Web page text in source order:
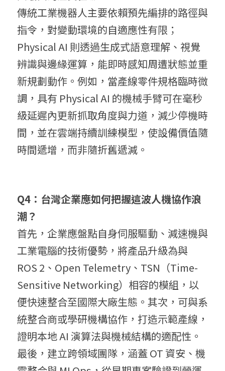
傳統工業機器人主要依賴預先編排的路徑與
指令，對變動環境的自適應性有限；
Physical AI 則透過生成式語意理解、視覺
辨識與邊緣運算，能即時感知周遭狀態並重
新規劃動作。例如，當產線零件規格臨時微
調，具有 Physical AI 的機械手臂可在毫秒
級延遲內更新抓取角度與力道，減少停機時
間，並在雲端持續訓練模型，使設備價值隨
時間遞增，而非隨折舊遞減。
Q4：台灣企業應如何把握這波人機協作浪
潮？
首先，企業應盤點自身伺服驅動、減速機與
工業電腦的技術優勢，將產品升級為與
ROS 2、Open Telemetry、TSN（Time-
Sensitive Networking）相容的模組，以
便快速整合至國際大廠生態。其次，可與系
統整合商或學研機構協作，打造示範產線，
證明本地 AI 演算法與機械結構的適配性。
最後，建立跨領域團隊，涵蓋 OT 資安、機